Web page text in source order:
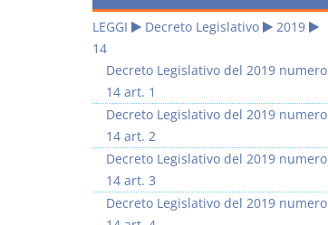
LEGGI Decreto Legislativo
2019
14
Decreto Legislativo del 2019 numero
14 art. 1
Decreto Legislativo del 2019 numero
14 art. 2
Decreto Legislativo del 2019 numero
14 art. 3
Decreto Legislativo del 2019 numero